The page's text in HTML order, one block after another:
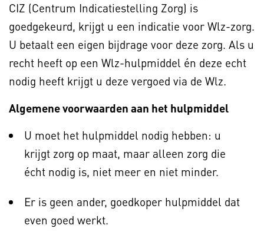
CIZ (Centrum Indicatiestelling Zorg) is
goedgekeurd, krijgt u een indicatie voor Wlz-zorg.
U betaalt een eigen bijdrage voor deze zorg. Als u
recht heeft op een Wlz-hulpmiddel én deze echt
nodig heeft krijgt u deze vergoed via de Wlz.
Algemene voorwaarden aan het hulpmiddel
U moet het hulpmiddel nodig hebben: u
krijgt zorg op maat, maar alleen zorg die
écht nodig is, niet meer en niet minder.
Er is geen ander, goedkoper hulpmiddel dat
even goed werkt.